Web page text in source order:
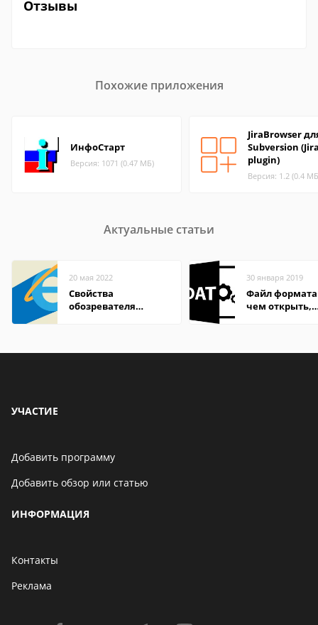
Отзывы
Похожие приложения
ИнфоСтарт
Версия: 1071 (0.47 МБ)
JiraBrowser
Subversion
plugin)
Версия: 1.2 (0.4
Актуальные статьи
20 мая 2022
Свойства
обозревателя
30 января 2019
Файл формата
чем открыть,
УЧАСТИЕ
Добавить программу
Добавить обзор или статью
ИНФОРМАЦИЯ
Контакты
Реклама